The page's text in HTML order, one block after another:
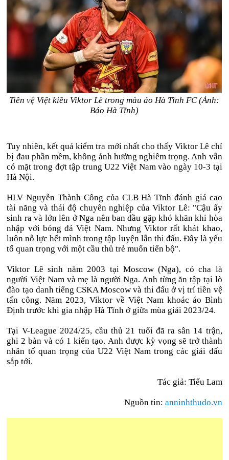
Tiền vệ Việt kiều Viktor Lê trong màu áo Hà Tĩnh FC (Ảnh:
Báo Hà Tĩnh)
Tuy nhiên, kết quả kiểm tra mới nhất cho thấy Viktor Lê chỉ
bị đau phần mềm, không ảnh hưởng nghiêm trọng. Anh vẫn
có mặt trong đợt tập trung U22 Việt Nam vào ngày 10-3 tại
Hà Nội.
HLV Nguyễn Thành Công của CLB Hà Tĩnh đánh giá cao
tài năng và thái độ chuyên nghiệp của Viktor Lê: "Cậu ấy
sinh ra và lớn lên ở Nga nên ban đầu gặp khó khăn khi hòa
nhập với bóng đá Việt Nam. Nhưng Viktor rất khát khao,
luôn nỗ lực hết mình trong tập luyện lẫn thi đấu. Đây là yếu
tố quan trọng với một cầu thủ trẻ muốn tiến bộ".
Viktor Lê sinh năm 2003 tại Moscow (Nga), có cha là
người Việt Nam và mẹ là người Nga. Anh từng ăn tập tại lò
đào tạo danh tiếng CSKA Moscow và thi đấu ở vị trí tiền vệ
tấn công. Năm 2023, Viktor về Việt Nam khoác áo Bình
Định trước khi gia nhập Hà Tĩnh ở giữa mùa giải 2023/24.
Tại V-League 2024/25, cầu thủ 21 tuổi đã ra sân 14 trận,
ghi 2 bàn và có 1 kiến tạo. Anh được kỳ vọng sẽ trở thành
nhân tố quan trọng của U22 Việt Nam trong các giải đấu
sắp tới.
Tác giả: Tiểu Lam
Nguồn tin: anninhthudo.vn